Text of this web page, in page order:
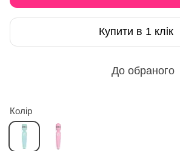
Купити в 1 клік
До обраного
Колір